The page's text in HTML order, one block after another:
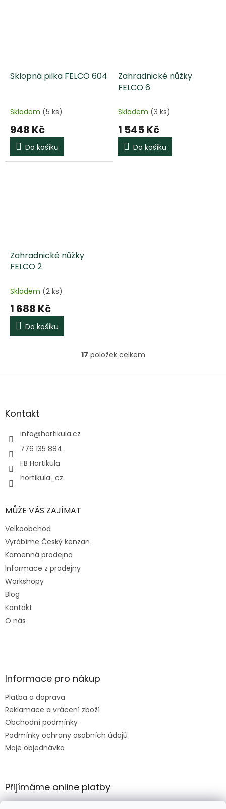
Sklopná pilka FELCO 604
Skladem (5 ks)
948 Kč
Do košíku
Zahradnické nůžky
FELCO 6
Skladem (3 ks)
1 545 Kč
Do košíku
Zahradnické nůžky
FELCO 2
Skladem (2 ks)
1 688 Kč
Do košíku
O
l
17 položek celkem
Z
aKontakt
info@hortikula.cz
776 135 884
FB Hortikula
hortikula_cz
MŮŽE VÁS ZAJÍMAT
Velkoobchod
Vyrábíme Český kenzan
Kamenná prodejna
Informace z prodejny
Workshopy
Blog
Kontakt
O nás
Informace pro nákup
Platba a doprava
Reklamace a vrácení zboží
Obchodní podmínky
Podmínky ochrany osobních údajů
Moje objednávka
Přijímáme online platby